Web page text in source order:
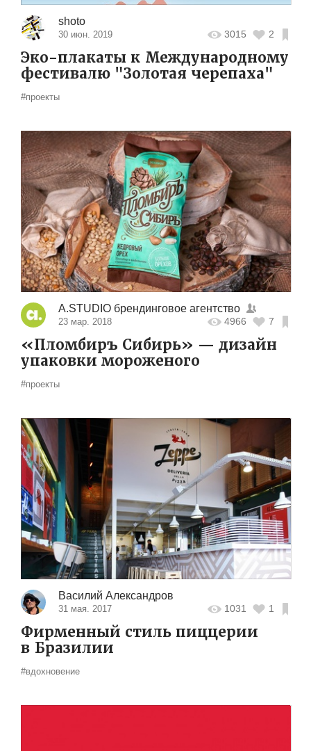
shoto
30 июн. 2019 3015 2
Эко-плакаты к Международному
фестивалю "Золотая черепаха"
#проекты
A.STUDIO брендинговое агентство
23 мар. 2018 4966 7
«Пломбиръ Сибирь» — дизайн
упаковки мороженого
#проекты
Василий Александров
31 мая. 2017 1031 1
Фирменный стиль пиццерии
в Бразилии
#вдохновение